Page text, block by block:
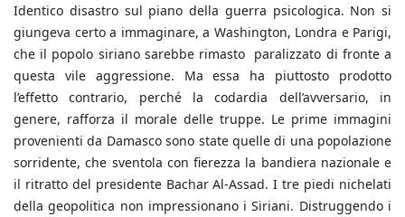
Identico disastro sul piano della guerra psicologica. Non si
giungeva certo a immaginare, a Washington, Londra e Parigi,
che il popolo siriano sarebbe rimasto paralizzato di fronte a
questa vile aggressione. Ma essa ha piuttosto prodotto
l’effetto contrario, perché la codardia dell’avversario, in
genere, rafforza il morale delle truppe. Le prime immagini
provenienti da Damasco sono state quelle di una popolazione
sorridente, che sventola con fierezza la bandiera nazionale e
il ritratto del presidente Bachar Al-Assad. I tre piedi nichelati
della geopolitica non impressionano i Siriani. Distruggendo i